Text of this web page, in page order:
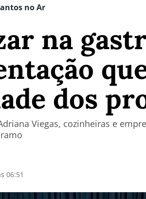
no Ar
na
dos
Viegas, cozinheiras e
06:51